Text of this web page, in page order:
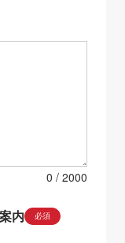
0
内 必須